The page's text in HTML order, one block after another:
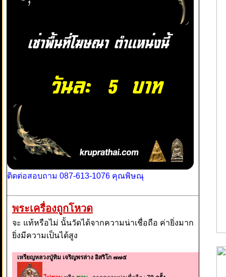
ติดต่อสอบถาม 087-613-1076 คุณพิษณุ
พระเครื่องถูกโหวด
จะ แท้หรือไม่ นั้นวัดได้จากความน่าเชื่อถือ ค่ายิ่งมาก
ยิ่งมีความเป็นได้สูง
เหรียญหลวงปู่ทิม เจริญพรล่าง อิสริโก ๗๗๕